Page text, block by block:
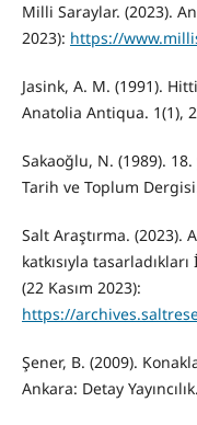
Milli Saraylar. (2023).
2023): https://
Jasink, A. M. (1991).
Anatolia Antiqua. 1(1),
Sakaoğlu, N. (1989).
Tarih ve Toplum
Salt Araştırma. (2023).
katkısıyla
(22 Kasım 2023):
https://
Şener, B. (2009).
Ankara: Detay Yayıncılık.